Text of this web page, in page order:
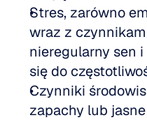
Stres, zarówno
wraz z
nieregularny sen
się do
Czynniki
zapachy lub